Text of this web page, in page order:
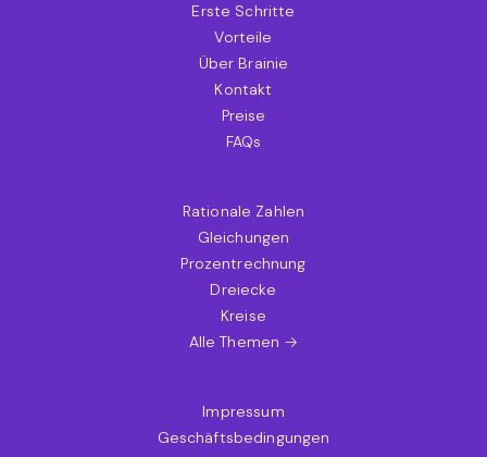
Erste Schritte
Vorteile
Über Brainie
Kontakt
Preise
FAQs
Rationale Zahlen
Gleichungen
Prozentrechnung
Dreiecke
Kreise
Alle Themen →
Impressum
Geschäftsbedingungen